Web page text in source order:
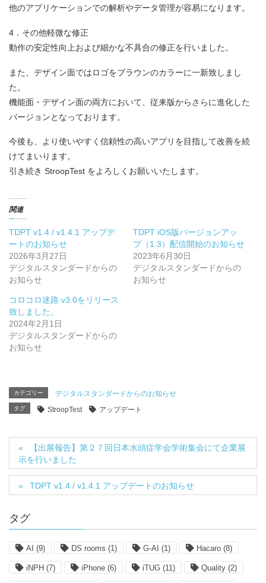
他のアプリケーションでの解析やデータ管理が容易になります。
4．その他軽微な修正
動作の安定性向上および細かな不具合の修正を行いました。
また、デザイン面ではロゴをブラウンのカラーに一新致しまし
た。
機能面・デザイン面の両方において、従来版からさらに進化した
バージョンとなっております。
今後も、より使いやすく信頼性の高いアプリを目指して改善を続
けてまいります。
引き続き StroopTest をよろしくお願いいたします。
関連
TDPT v1.4 / v1.4.1 アップデ
ートのお知らせ
2026年3月27日
デジタルスタンダードからの
お知らせ
TDPT iOS版バージョンアッ
プ（1.3）配信開始のお知らせ
2023年6月30日
デジタルスタンダードからの
お知らせ
コロコロ迷路 v3.0をリリース
致しました。
2024年2月1日
デジタルスタンダードからの
お知らせ
カテゴリー デジタルスタンダードからのお知らせ
タグ StroopTest アップデート
【出展報告】第２７回日本水頭症学会学術集会にて企業展
示を行いました
TDPT v1.4 / v1.4.1 アップデートのお知らせ
タグ
AI (9) DS rooms (1) G-AI (1) Hacaro (8)
iNPH (7) iPhone (6) iTUG (11) Quality (2)